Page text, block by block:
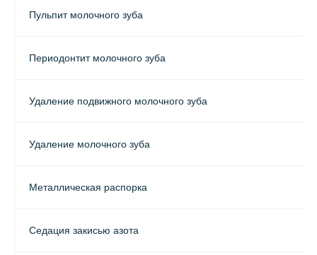
Пульпит молочного зуба
Периодонтит молочного зуба
Удаление подвижного молочного зуба
Удаление молочного зуба
Металлическая распорка
Седация закисью азота